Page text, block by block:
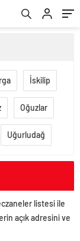
İskilip
Oğuzlar
Uğurludağ
listesi ile
açık adresini ve